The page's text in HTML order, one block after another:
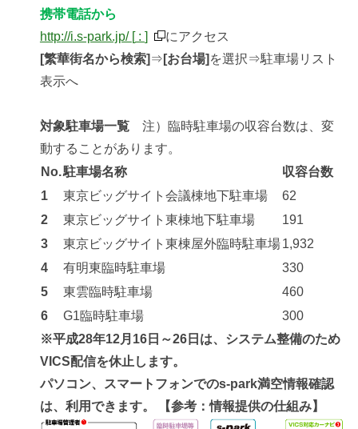
携帯電話から
http://i.s-park.jp/ [: ]
にアクセス
[繁華街名から検索] ⇒ [お台場] を選択⇒駐車場リスト
表示へ
対象駐車場一覧注）臨時駐車場の収容台数は、変
動することがあります。
No.駐車場名称
収容台数
1
東京ビッグサイト会議棟地下駐車場
62
2
東京ビッグサイト東棟地下駐車場
191
3
東京ビッグサイト東棟屋外臨時駐車場1,932
4
有明東臨時駐車場
330
5
東雲臨時駐車場
460
6
G1臨時駐車場
300
※平成28年12月16日～26日は、システム整備のため
VICS配信を休止します。
パソコン、スマートフォンでのs-park満空情報確認
は、利用できます。 【参考：情報提供の仕組み】